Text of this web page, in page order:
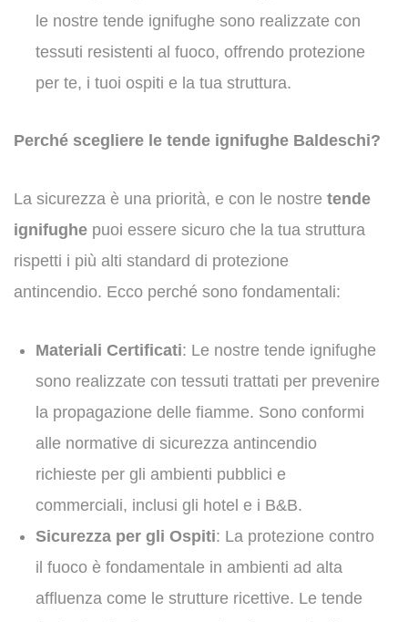
le nostre tende ignifughe sono realizzate con
tessuti resistenti al fuoco, offrendo protezione
per te, i tuoi ospiti e la tua struttura.
Perché scegliere le tende ignifughe Baldeschi?
La sicurezza è una priorità, e con le nostre tende
ignifughe puoi essere sicuro che la tua struttura
rispetti i più alti standard di protezione
antincendio. Ecco perché sono fondamentali:
Materiali Certificati: Le nostre tende ignifughe
sono realizzate con tessuti trattati per prevenire
la propagazione delle fiamme. Sono conformi
alle normative di sicurezza antincendio
richieste per gli ambienti pubblici e
commerciali, inclusi gli hotel e i B&B.
Sicurezza per gli Ospiti: La protezione contro
il fuoco è fondamentale in ambienti ad alta
affluenza come le strutture ricettive. Le tende